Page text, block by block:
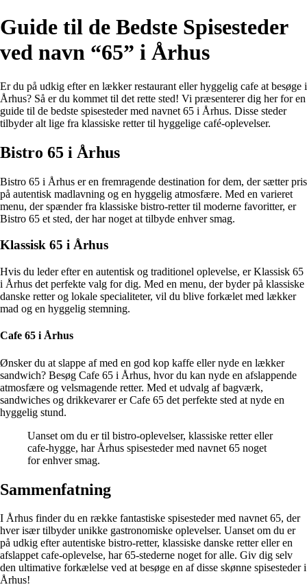
Guide til de Bedste Spisesteder
ved navn “65” i Århus
Er du på udkig efter en lækker restaurant eller hyggelig cafe at besøge i
Århus? Så er du kommet til det rette sted! Vi præsenterer dig her for en
guide til de bedste spisesteder med navnet 65 i Århus. Disse steder
tilbyder alt lige fra klassiske retter til hyggelige café-oplevelser.
Bistro 65 i Århus
Bistro 65 i Århus er en fremragende destination for dem, der sætter pris
på autentisk madlavning og en hyggelig atmosfære. Med en varieret
menu, der spænder fra klassiske bistro-retter til moderne favoritter, er
Bistro 65 et sted, der har noget at tilbyde enhver smag.
Klassisk 65 i Århus
Hvis du leder efter en autentisk og traditionel oplevelse, er Klassisk 65
i Århus det perfekte valg for dig. Med en menu, der byder på klassiske
danske retter og lokale specialiteter, vil du blive forkælet med lækker
mad og en hyggelig stemning.
Cafe 65 i Århus
Ønsker du at slappe af med en god kop kaffe eller nyde en lækker
sandwich? Besøg Cafe 65 i Århus, hvor du kan nyde en afslappende
atmosfære og velsmagende retter. Med et udvalg af bagværk,
sandwiches og drikkevarer er Cafe 65 det perfekte sted at nyde en
hyggelig stund.
Uanset om du er til bistro-oplevelser, klassiske retter eller
cafe-hygge, har Århus spisesteder med navnet 65 noget
for enhver smag.
Sammenfatning
I Århus finder du en række fantastiske spisesteder med navnet 65, der
hver især tilbyder unikke gastronomiske oplevelser. Uanset om du er
på udkig efter autentiske bistro-retter, klassiske danske retter eller en
afslappet cafe-oplevelse, har 65-stederne noget for alle. Giv dig selv
den ultimative forkælelse ved at besøge en af disse skønne spisesteder i
Århus!